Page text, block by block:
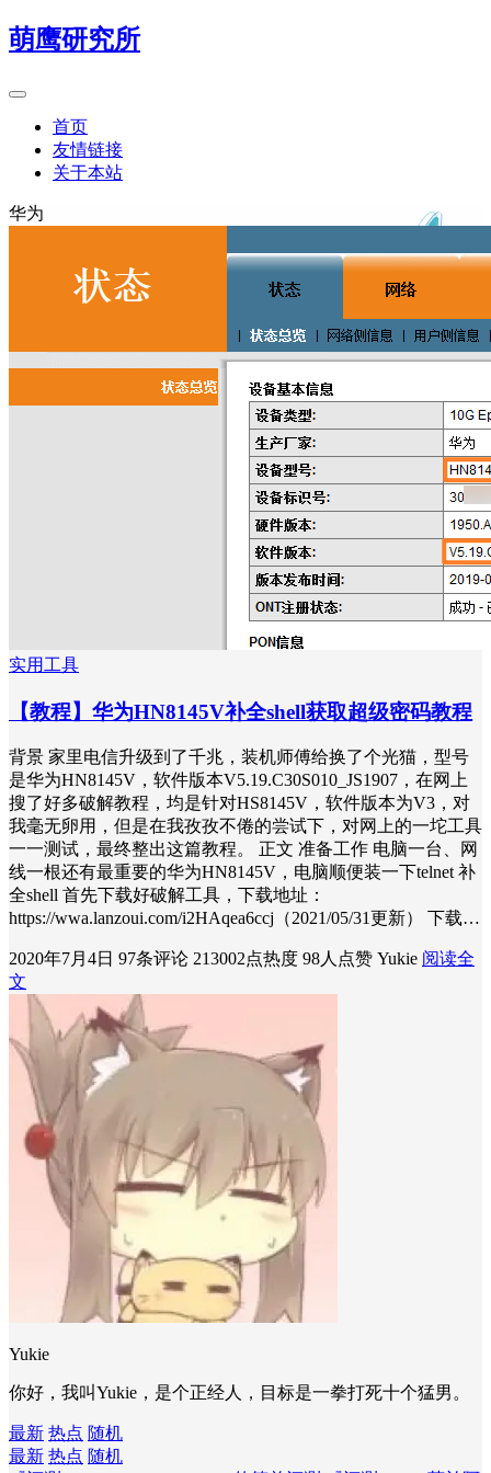
萌鹰研究所
首页
友情链接
关于本站
华为
实用工具
【教程】华为HN8145V补全shell获取超级密码教程
背景 家里电信升级到了千兆，装机师傅给换了个光猫，型号
是华为HN8145V，软件版本V5.19.C30S010_JS1907，在网上
搜了好多破解教程，均是针对HS8145V，软件版本为V3，对
我毫无卵用，但是在我孜孜不倦的尝试下，对网上的一坨工具
一一测试，最终整出这篇教程。 正文 准备工作 电脑一台、网
线一根还有最重要的华为HN8145V，电脑顺便装一下telnet 补
全shell 首先下载好破解工具，下载地址：
https://wwa.lanzoui.com/i2HAqea6ccj（2021/05/31更新） 下载…
2020年7月4日 97条评论 213002点热度 98人点赞 Yukie 阅读全
文
Yukie
你好，我叫Yukie，是个正经人，目标是一拳打死十个猛男。
最新 热点 随机
最新 热点 随机